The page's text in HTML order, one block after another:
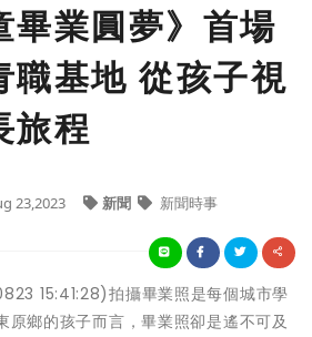
畢業圓夢》首場
職基地 從孩子視
旅程
23,2023 新聞 新聞時事
15:41:28)拍攝畢業照是每個城市學
原鄉的孩子而言，畢業照卻是遙不可及